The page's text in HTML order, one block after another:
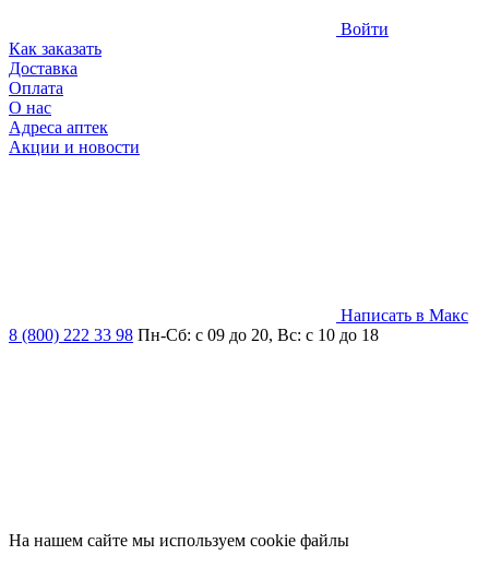
Войти
Как заказать
Доставка
Оплата
О нас
Адреса аптек
Акции и новости
Написать в Макс
8 (800) 222 33 98 Пн-Сб: с 09 до 20, Вс: с 10 до 18
На нашем сайте мы используем cookie файлы